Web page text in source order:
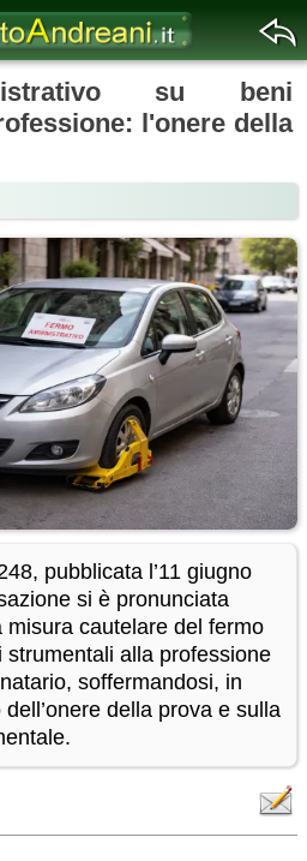
su beni
l'onere della
pubblicata l’11 giugno
si è pronunciata
misura cautelare del fermo
alla professione
soffermandosi, in
della prova e sulla